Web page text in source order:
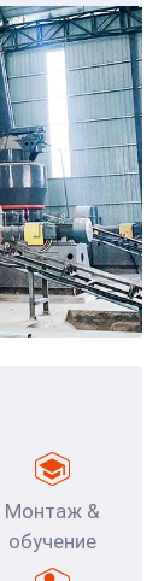
Монтаж &
обучение